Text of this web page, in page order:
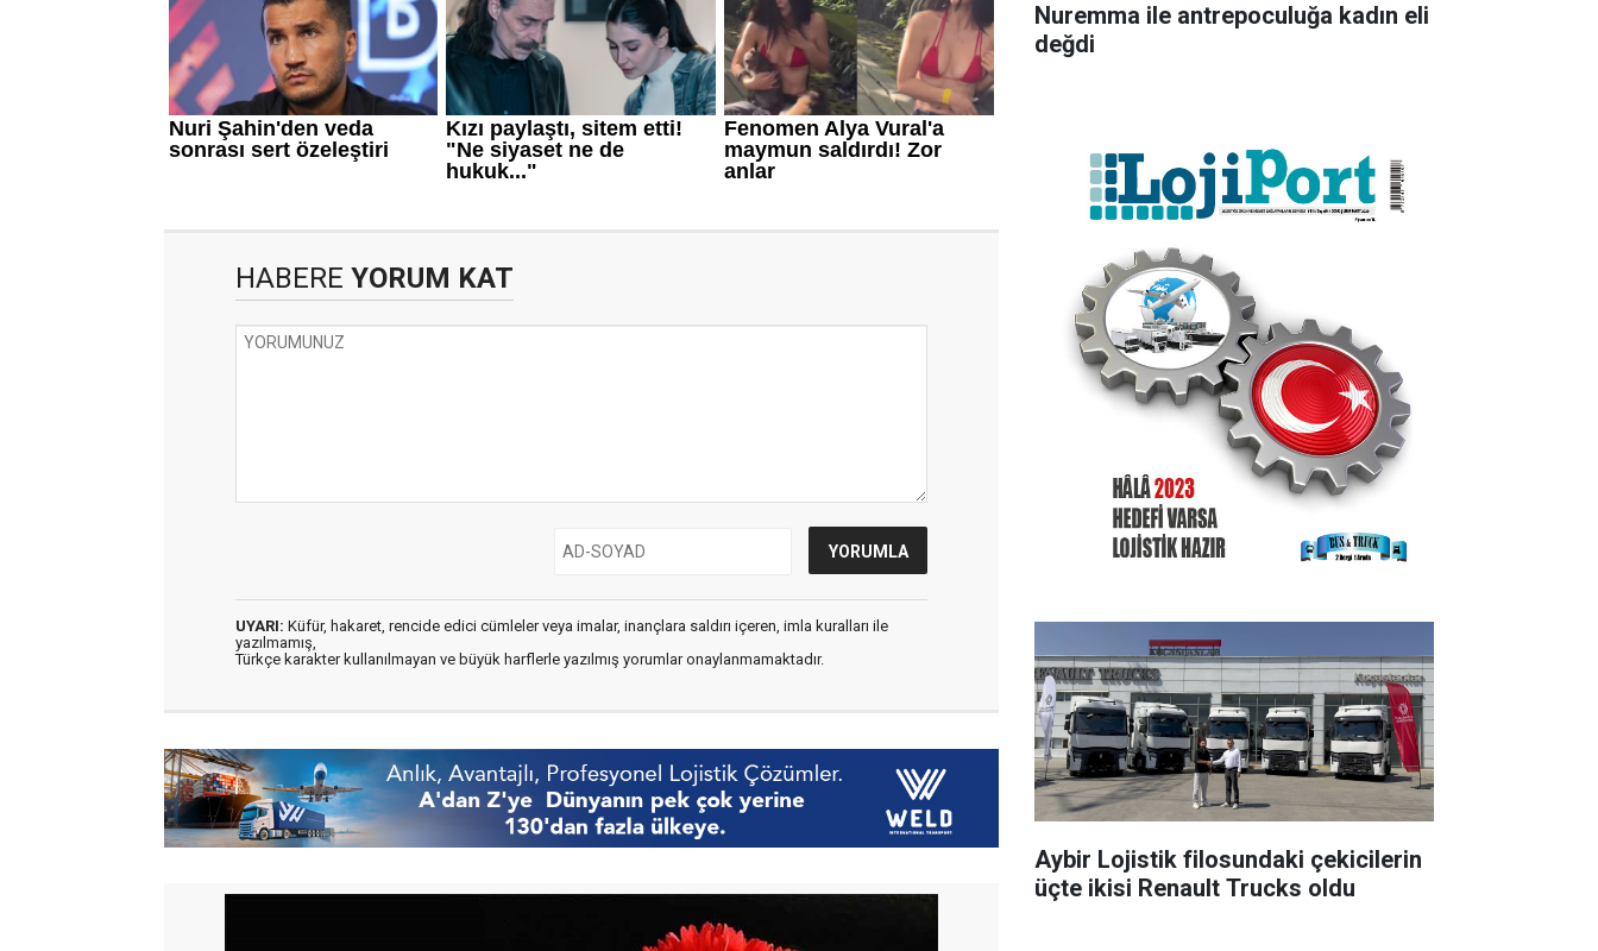
HABERE YORUM KAT
UYARI: Küfür, hakaret, rencide edici cümleler veya imalar, inançlara saldırı içeren, imla kuralları ile
yazılmamış,
Türkçe karakter kullanılmayan ve büyük harflerle yazılmış yorumlar onaylanmamaktadır.
Nuremma ile antrepoculuğa kadın eli
değdi
Aybir Lojistik filosundaki çekicilerin
üçte ikisi Renault Trucks oldu